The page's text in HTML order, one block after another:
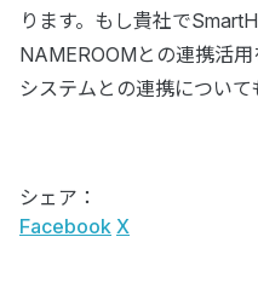
ります。もし貴社で
NAMEROOMとの連携活
システムとの連携について
シェア：
Facebook X